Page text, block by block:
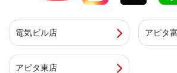
電気ビル店 アピタ
アピタ東店